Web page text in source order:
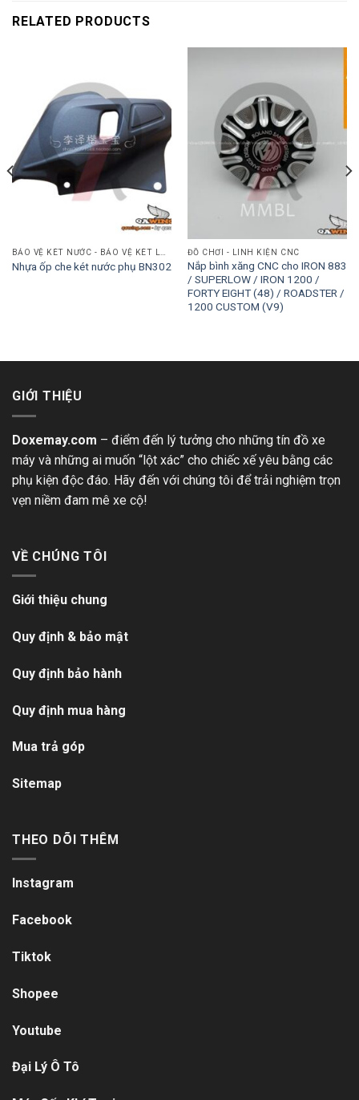
RELATED PRODUCTS
Nhựa ốp che két nước phụ BN302
ĐỒ CHƠI - LINH KIỆN CNC
Nắp bình xăng CNC cho IRON 883
/ SUPERLOW / IRON 1200 /
FORTY EIGHT (48) / ROADSTER /
1200 CUSTOM (V9)
GIỚI THIỆU
Doxemay.com – điểm đến lý tưởng cho những tín đồ xe
máy và những ai muốn “lột xác” cho chiếc xế yêu bằng các
phụ kiện độc đáo. Hãy đến với chúng tôi để trải nghiệm trọn
vẹn niềm đam mê xe cộ!
VỀ CHÚNG TÔI
Giới thiệu chung
Quy định & bảo mật
Quy định bảo hành
Quy định mua hàng
Mua trả góp
Sitemap
THEO DÕI THÊM
Instagram
Facebook
Tiktok
Shopee
Youtube
Đại Lý Ô Tô